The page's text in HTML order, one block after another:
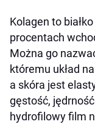
Kolagen to
procentach
Można go
któremu układ
a skóra jest
gęstość,
hydrofilowy film